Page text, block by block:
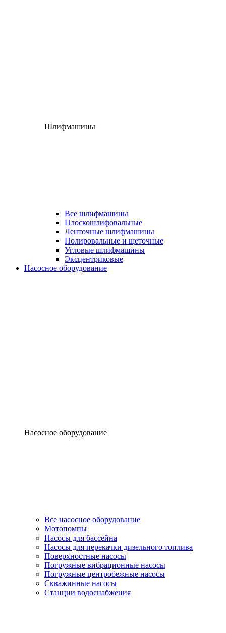
Шлифмашины
Все шлифмашины
Плоскошлифовальные
Ленточные шлифмашины
Полировальные и щеточные
Угловые шлифмашины
Эксцентриковые
Насосное оборудование
Насосное оборудование
Все насосное оборудование
Мотопомпы
Насосы для бассейна
Насосы для перекачки дизельного топлива
Поверхностные насосы
Погружные вибрационные насосы
Погружные центробежные насосы
Скважинные насосы
Станции водоснабжения